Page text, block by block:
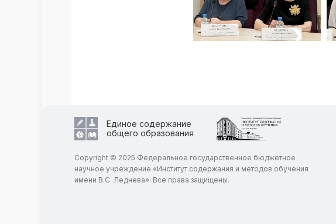
Единое содержание
общего образования
Copyright © 2025 Федеральное государственное бюджетное
научное учреждение «Институт содержания и методов обучения
имени В.С. Леднева». Все права защищены.